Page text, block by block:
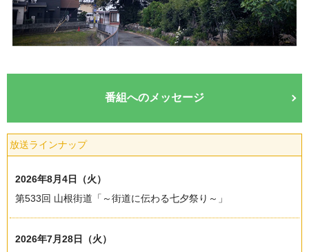
番組へのメッセージ
放送ラインナップ
2026年8月4日（火）
第533回 山根街道「～街道に伝わる七夕祭り～」
2026年7月28日（火）